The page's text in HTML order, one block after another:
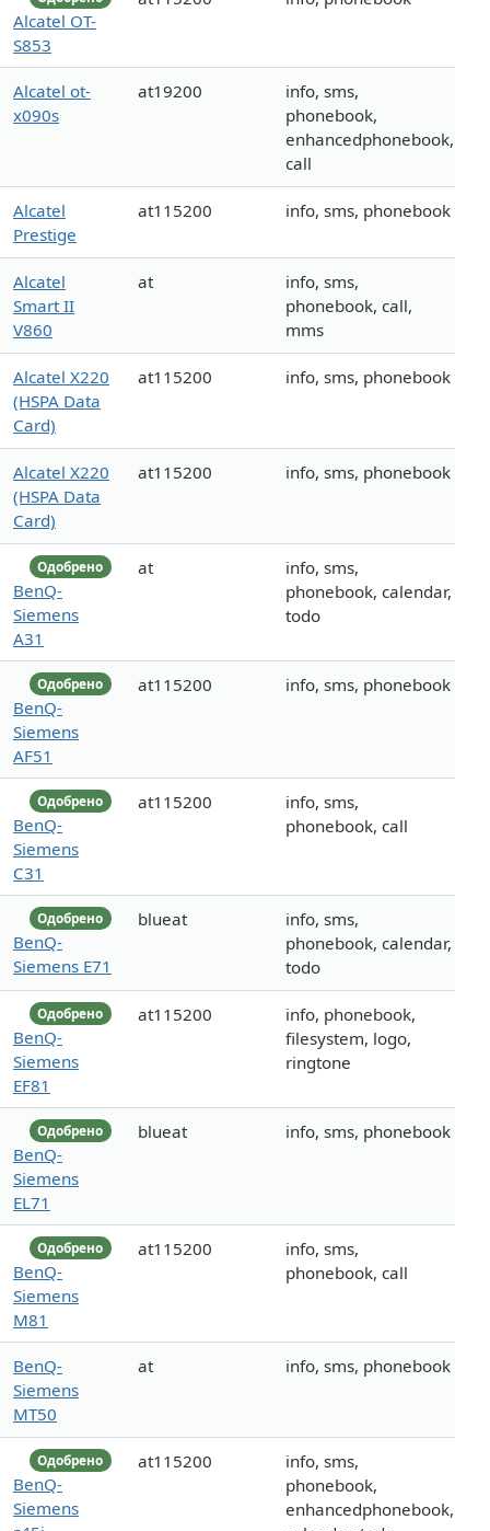
Alcatel OT-
S853
Alcatel ot-
x090s
at19200
info, sms,
phonebook,
enhancedphonebook,
call
Alcatel
Prestige
at115200 info, sms, phonebook
Alcatel
Smart II
V860
at
info, sms,
phonebook, call,
mms
Alcatel X220
(HSPA Data
Card)
at115200 info, sms, phonebook
Alcatel X220
(HSPA Data
Card)
at115200 info, sms, phonebook
Одобрено
BenQ-
Siemens
A31
at
info, sms,
phonebook, calendar,
todo
Одобрено
BenQ-
Siemens
AF51
at115200 info, sms, phonebook
Одобрено
BenQ-
Siemens
C31
at115200
info, sms,
phonebook, call
Одобрено
BenQ-
Siemens E71
blueat
info, sms,
phonebook, calendar,
todo
Одобрено
BenQ-
Siemens
EF81
at115200
info, phonebook,
filesystem, logo,
ringtone
Одобрено
BenQ-
Siemens
EL71
blueat info, sms, phonebook
Одобрено
BenQ-
Siemens
M81
at115200
info, sms,
phonebook, call
BenQ-
Siemens
MT50
at info, sms, phonebook
Одобрено
BenQ-
Siemens
at115200
info, sms,
phonebook,
enhancedphonebook,